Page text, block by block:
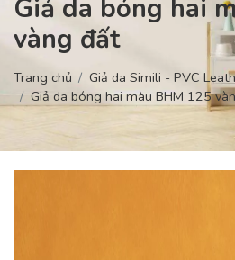
Giả da bóng hai
vàng đất
Trang chủ
Giả da Simili - PVC
Giả da bóng hai màu BHM 125